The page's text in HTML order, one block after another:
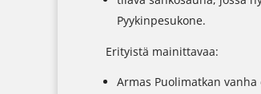
Pyykinpesukone.
Erityistä mainittavaa:
Armas Puolimatkan